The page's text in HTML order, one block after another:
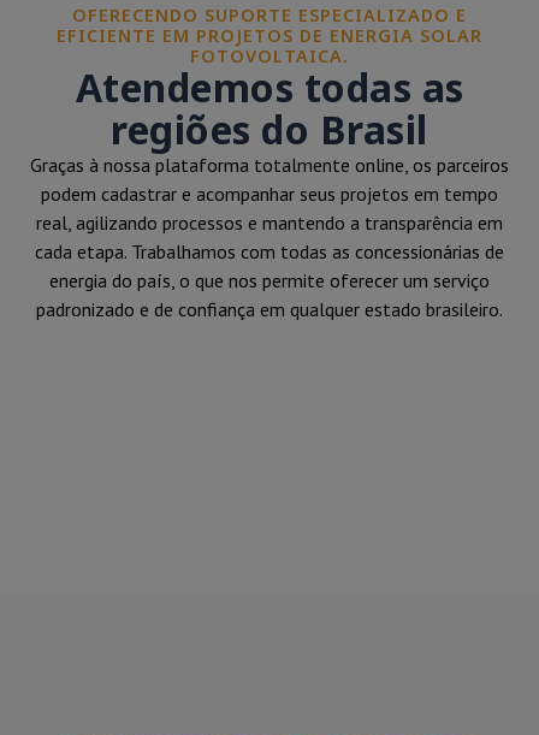
OFERECENDO SUPORTE ESPECIALIZADO E
EFICIENTE EM PROJETOS DE ENERGIA SOLAR
FOTOVOLTAICA.
Atendemos todas as
regiões do Brasil
Graças à nossa plataforma totalmente online, os parceiros
podem cadastrar e acompanhar seus projetos em tempo
real, agilizando processos e mantendo a transparência em
cada etapa. Trabalhamos com todas as concessionárias de
energia do país, o que nos permite oferecer um serviço
padronizado e de confiança em qualquer estado brasileiro.